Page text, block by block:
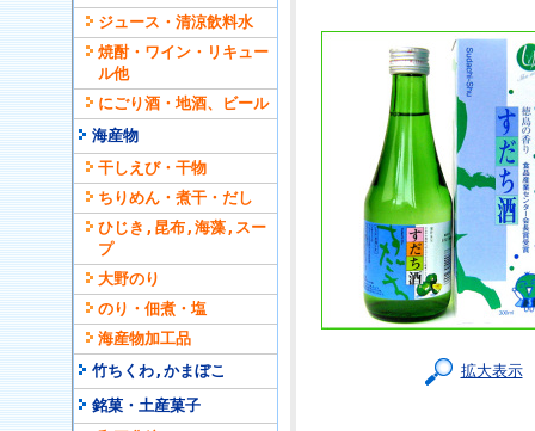
ジュース・清涼飲料水
焼酎・ワイン・リキュー
ル他
にごり酒・地酒、ビール
海産物
干しえび・干物
ちりめん・煮干・だし
ひじき,昆布,海藻,スー
プ
大野のり
のり・佃煮・塩
海産物加工品
竹ちくわ,かまぼこ
銘菓・土産菓子
拡大表示